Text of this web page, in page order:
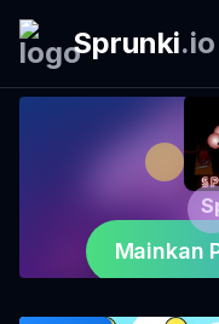
Sprunki.io
Mainkan